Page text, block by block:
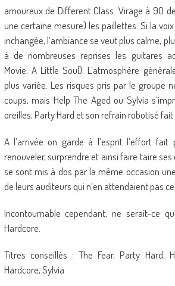
amoureux de Different Class. Virage à 90
une certaine mesure) les paillettes. Si la
inchangée, l’ambiance se veut plus calme,
à de nombreuses reprises les guitares
Movie, A Little Soul). L’atmosphère
plus variée. Les risques pris par le groupe
coups, mais Help The Aged ou Sylvia
oreilles, Party Hard et son refrain robotisé fait
A l’arrivée on garde à l’esprit l’effort
renouveler, surprendre et ainsi faire taire ses
se sont mis à dos par la même occasion
de leurs auditeurs qui n’en attendaient pas
Incontournable cependant, ne serait-ce
Hardcore.
Titres conseillés : The Fear, Party Hard,
Hardcore, Sylvia